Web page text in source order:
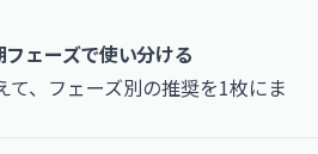
ェーズで使い分ける
て、フェーズ別の推奨を1枚にま